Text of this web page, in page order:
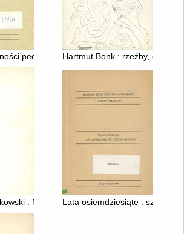
pedagogów i studentów w roku 1980
Hartmut Bonk : rzeźby, grafika,
: MalarstwoLata osiemdziesiąte : sztuka